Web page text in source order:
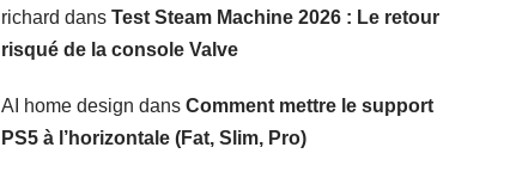
richard dans Test Steam Machine 2026 : Le retour
risqué de la console Valve
AI home design dans Comment mettre le support
PS5 à l’horizontale (Fat, Slim, Pro)